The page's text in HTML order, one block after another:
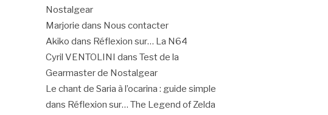
Nostalgear
Marjorie dans Nous contacter
Akiko dans Réflexion sur… La N64
Cyril VENTOLINI dans Test de la
Gearmaster de Nostalgear
Le chant de Saria à l’ocarina : guide simple
dans Réflexion sur… The Legend of Zelda